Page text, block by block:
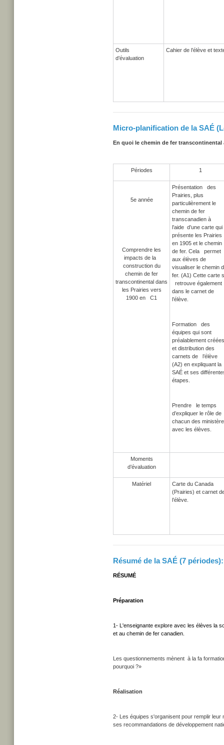
Outils
d’évaluation
Cahier de l’élève et
Micro-planification de la SAÉ
En quoi le chemin de fer
Périodes 1
5e année
Comprendre les
impacts de la
construction du
chemin de fer
transcontinental dans
les Prairies vers
1900 en C1
Présentation des
Prairies, plus
particulièrement le
chemin de fer
transcanadien à
l’aide d’une carte qui
présente les Prairies
en 1905 et le chemin
de fer. Cela permet
aux élèves de
visualiser le chemin
fer. (A1) Cette carte
retrouve également
dans le carnet de
l’élève.
Formation des
équipes qui sont
préalablement créées
et distribution des
carnets de l’élève
(A2) en expliquant la
SAÉ et ses
étapes.
Prendre le temps
d’expliquer le rôle de
chacun des
avec les élèves.
Moments
d’évaluation
Matériel
Carte du Canada
(Prairies) et carnet
l’élève.
Résumé de la SAÉ (7 périodes):
RÉSUMÉ
Préparation
1- L'enseignante explore avec les élèves la
et au chemin de fer canadien.
Les questionnements mènent à la fa
pourquoi ?»
Réalisation
2- Les équipes s'organisent pour remplir
ses recommandations de développement